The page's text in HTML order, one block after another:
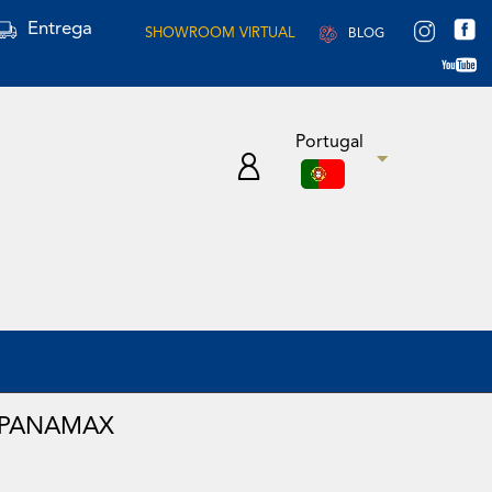
Entrega SHOWROOM VIRTUAL BLOG
Portugal